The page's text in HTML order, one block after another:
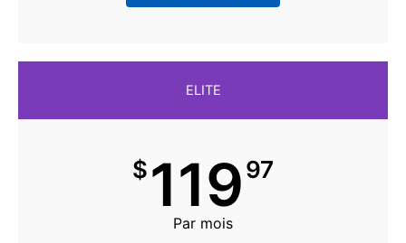
ELITE
$11997
Par mois